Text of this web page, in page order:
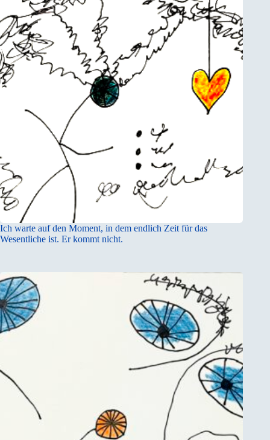
Ich warte auf den Moment, in dem endlich Zeit für das
Wesentliche ist. Er kommt nicht.